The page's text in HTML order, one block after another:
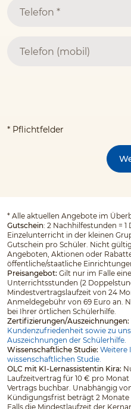
* Pflichtfelder
* Alle aktuellen Angebote im
Gutschein: 2 Nachhilfestunden =
Einzelunterricht in der kleinen
Gutschein pro Schüler. Nicht
Angeboten, Aktionen oder
öffentliche/staatliche
Preisangebot: Gilt nur im Falle
Unterrichtsstunden (2
Mindestvertragslaufzeit von 24
Anmeldegebühr von 69 Euro an.
bei Ihrer örtlichen Schülerhilfe.
Zertifizierungen/Auszeichnungen:
Kundenzufriedenheit sowie zu
Auszeichnungen der Schülerhilfe.
Wissenschaftliche Studie: Weitere
wissenschaftlichen Studie.
OLC mit KI-Lernassistentin Kira:
Laufzeitvertrag für 10 € pro
Vertrags buchbar. Unabhängig
Kündigungsfrist beträgt 2
Falls die Mindestlaufzeit der